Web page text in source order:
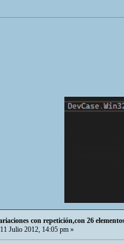
con repetición,con 26
11 Julio 2012, 14:05 pm »